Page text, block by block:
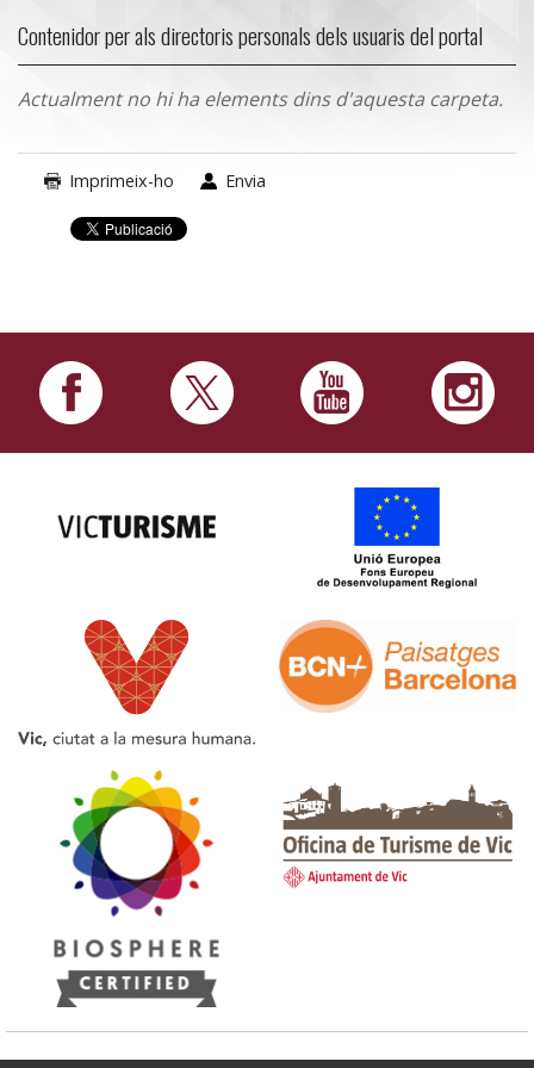
Contenidor per als directoris personals dels usuaris del portal
Actualment no hi ha elements dins d'aquesta carpeta.
Imprimeix-ho Envia